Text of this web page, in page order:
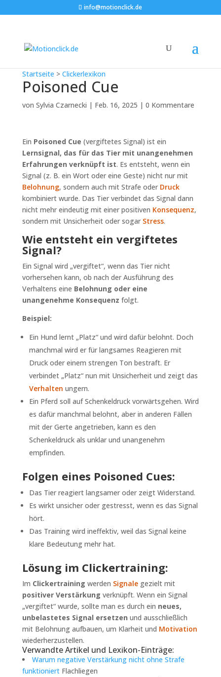
info@motionclick.de
Startseite > Clickerlexikon
Poisoned Cue
von Sylvia Czarnecki | Feb. 16, 2025 | 0 Kommentare
Ein Poisoned Cue (vergiftetes Signal) ist ein
Lernsignal, das für das Tier mit unangenehmen
Erfahrungen verknüpft ist. Es entsteht, wenn ein
Signal (z. B. ein Wort oder eine Geste) nicht nur mit
Belohnung, sondern auch mit Strafe oder Druck
kombiniert wurde. Das Tier verbindet das Signal dann
nicht mehr eindeutig mit einer positiven Konsequenz,
sondern mit Unsicherheit oder sogar Stress.
Wie entsteht ein vergiftetes
Signal?
Ein Signal wird „vergiftet“, wenn das Tier nicht
vorhersehen kann, ob nach der Ausführung des
Verhaltens eine Belohnung oder eine
unangenehme Konsequenz folgt.
Beispiel:
Ein Hund lernt „Platz“ und wird dafür belohnt. Doch
manchmal wird er für langsames Reagieren mit
Druck oder einem strengen Ton bestraft. Er
verbindet „Platz“ nun mit Unsicherheit und zeigt das
Verhalten ungern.
Ein Pferd soll auf Schenkeldruck vorwärtsgehen. Wird
es dafür manchmal belohnt, aber in anderen Fällen
mit der Gerte angetrieben, kann es den
Schenkeldruck als unklar und unangenehm
empfinden.
Folgen eines Poisoned Cues:
Das Tier reagiert langsamer oder zeigt Widerstand.
Es wirkt unsicher oder gestresst, wenn es das Signal
hört.
Das Training wird ineffektiv, weil das Signal keine
klare Bedeutung mehr hat.
Lösung im Clickertraining:
Im Clickertraining werden Signalegezielt mit
positiver Verstärkung verknüpft. Wenn ein Signal
„vergiftet“ wurde, sollte man es durch ein neues,
unbelastetes Signal ersetzen und ausschließlich
mit Belohnung aufbauen, um Klarheit und Motivation
wiederherzustellen.
Verwandte Artikel und Lexikon-Einträge:
Warum negative Verstärkung nicht ohne Strafe
funktioniertFlachliegen